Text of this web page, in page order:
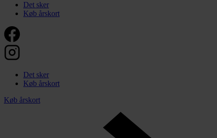
Det sker
Køb årskort
Det sker
Køb årskort
Køb årskort